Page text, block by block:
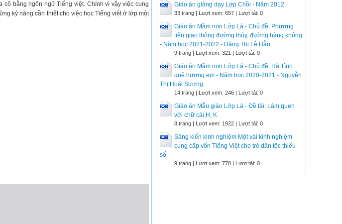
bằng ngôn ngữ Tiếng việt. Chính vì vậy việc cung
kỷ năng cần thiết cho việc học Tiếng việt ở lớp một
Giáo án giảng dạy Lớp Chồi - Năm 2012
33 trang | Lượt xem: 657 | Lượt tải: 0
Giáo án Mầm non Lớp Lá - Chủ đề: Phương
tiện giao thông đường thủy, đường hàng không
- Năm học 2021-2022 - Đặng Thị Lệ Hằn
9 trang | Lượt xem: 321 | Lượt tải: 0
Giáo án Mầm non Lớp Lá - Chủ đề: Hà Tĩnh
quê hương em - Năm học 2020-2021 - Nguyễn
Thị Hoài Sương
14 trang | Lượt xem: 246 | Lượt tải: 0
Giáo án Mẫu giáo Lớp Lá - Đề tài: Làm quen
với chữ cái H, K
8 trang | Lượt xem: 1922 | Lượt tải: 0
Sáng kiến kinh nghiệm Một vài kinh nghiệm
cung cấp vốn Tiếng Việt cho trẻ dân tộc thiểu
số
9 trang | Lượt xem: 778 | Lượt tải: 0